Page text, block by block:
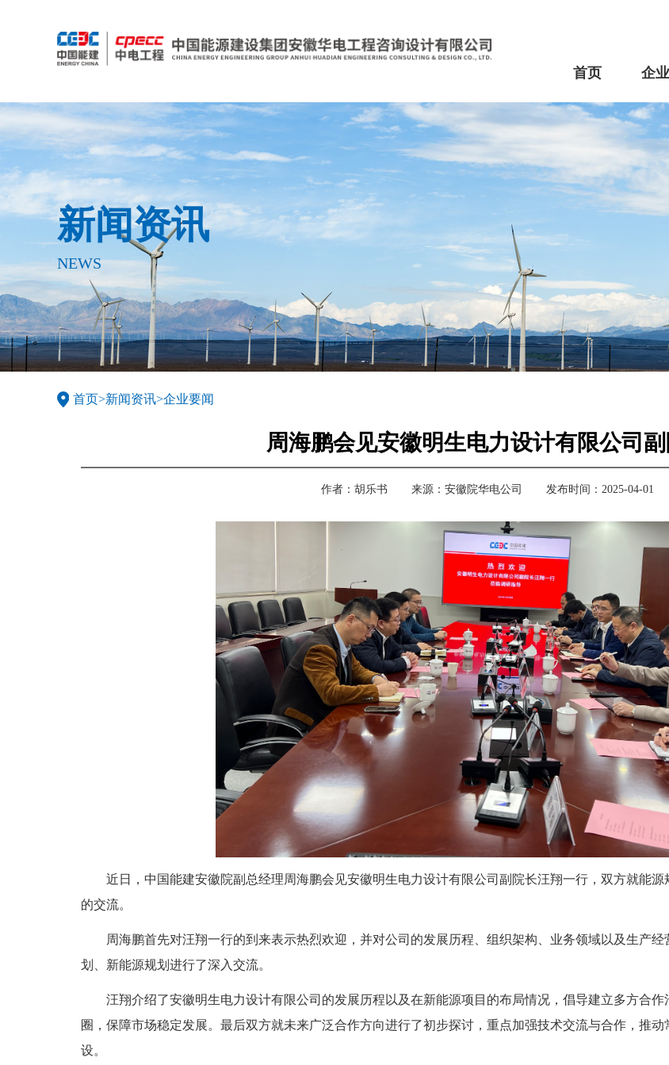
首页 企
新闻资讯
NEWS
首页>新闻资讯>企业要闻
周海鹏会见安徽明生电力设计有限公司
作者： 胡乐书 来源： 安徽院华电公司 发布时间：2025-04-01
近日，中国能建安徽院副总经理周海鹏会见安徽明生电力设计有限公司副院长汪翔一行，双方就能源
的交流。
周海鹏首先对汪翔一行的到来表示热烈欢迎，并对公司的发展历程、组织架构、业务领域以及生产经
划、新能源规划进行了深入交流。
汪翔介绍了安徽明生电力设计有限公司的发展历程以及在新能源项目的布局情况，倡导建立多方合作
圈，保障市场稳定发展。最后双方就未来广泛合作方向进行了初步探讨，重点加强技术交流与合作，推
设。